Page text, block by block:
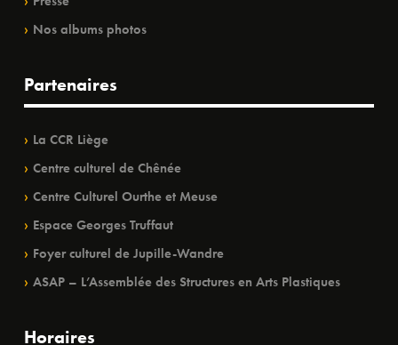
Nos albums photos
Partenaires
La CCR Liège
Centre culturel de Chênée
Centre Culturel Ourthe et Meuse
Espace Georges Truffaut
Foyer culturel de Jupille-Wandre
ASAP – L’Assemblée des Structures en Arts Plastiques
Horaires